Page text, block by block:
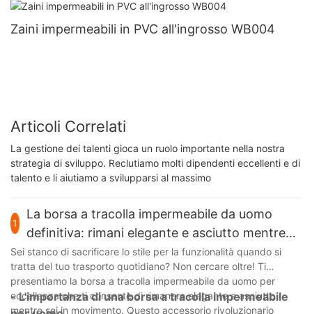
Zaini impermeabili in PVC all'ingrosso WB004
Articoli Correlati
La gestione dei talenti gioca un ruolo importante nella nostra
strategia di sviluppo. Reclutiamo molti dipendenti eccellenti e di
talento e li aiutiamo a svilupparsi al massimo
1
La borsa a tracolla impermeabile da uomo
definitiva: rimani elegante e asciutto mentre
sei in movimento
Sei stanco di sacrificare lo stile per la funzionalità quando si
tratta del tuo trasporto quotidiano? Non cercare oltre! Ti
presentiamo la borsa a tracolla impermeabile da uomo per
eccellenza che ti consente di rimanere elegante e asciutto
mentre sei in movimento. Questo accessorio rivoluzionario
- L'importanza di una borsa a tracolla impermeabile